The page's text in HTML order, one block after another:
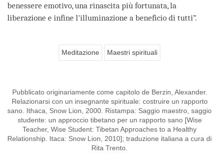
benessere emotivo, una rinascita più fortunata, la
liberazione e infine l'illuminazione a beneficio di tutti”.
Meditazione Maestri spirituali
Pubblicato originariamente come capitolo de Berzin, Alexander.
Relazionarsi con un insegnante spirituale: costruire un rapporto
sano. Ithaca, Snow Lion, 2000. Ristampa: Saggio maestro, saggio
studente: un approccio tibetano per un rapporto sano [Wise
Teacher, Wise Student: Tibetan Approaches to a Healthy
Relationship. Itaca: Snow Lion, 2010]; traduzione italiana a cura di
Rita Trento.